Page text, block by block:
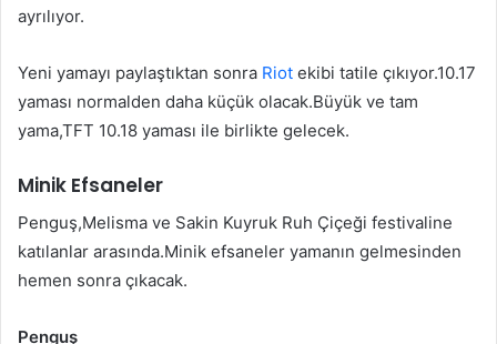
ayrılıyor.
Yeni yamayı paylaştıktan sonra Riot ekibi tatile çıkıyor.10.17
yaması normalden daha küçük olacak.Büyük ve tam
yama,TFT 10.18 yaması ile birlikte gelecek.
Minik Efsaneler
Penguş,Melisma ve Sakin Kuyruk Ruh Çiçeği festivaline
katılanlar arasında.Minik efsaneler yamanın gelmesinden
hemen sonra çıkacak.
Penguş